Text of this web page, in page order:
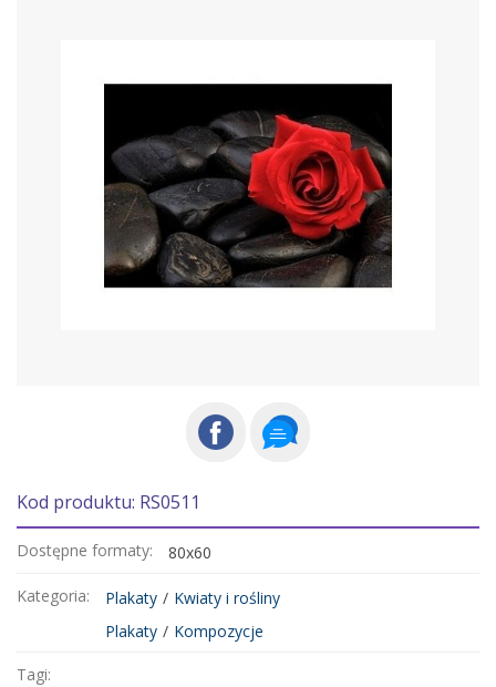
Kod produktu: RS0511
Dostępne formaty: 80x60
Kategoria: Plakaty / Kwiaty i rośliny
Plakaty / Kompozycje
Tagi: